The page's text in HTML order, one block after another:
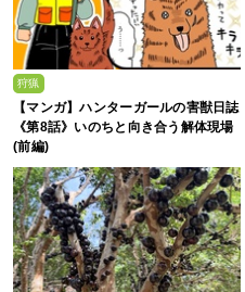
狩猟
【マンガ】ハンターガールの害獣日誌
《第8話》いのちと向き合う解体現場
(前編)